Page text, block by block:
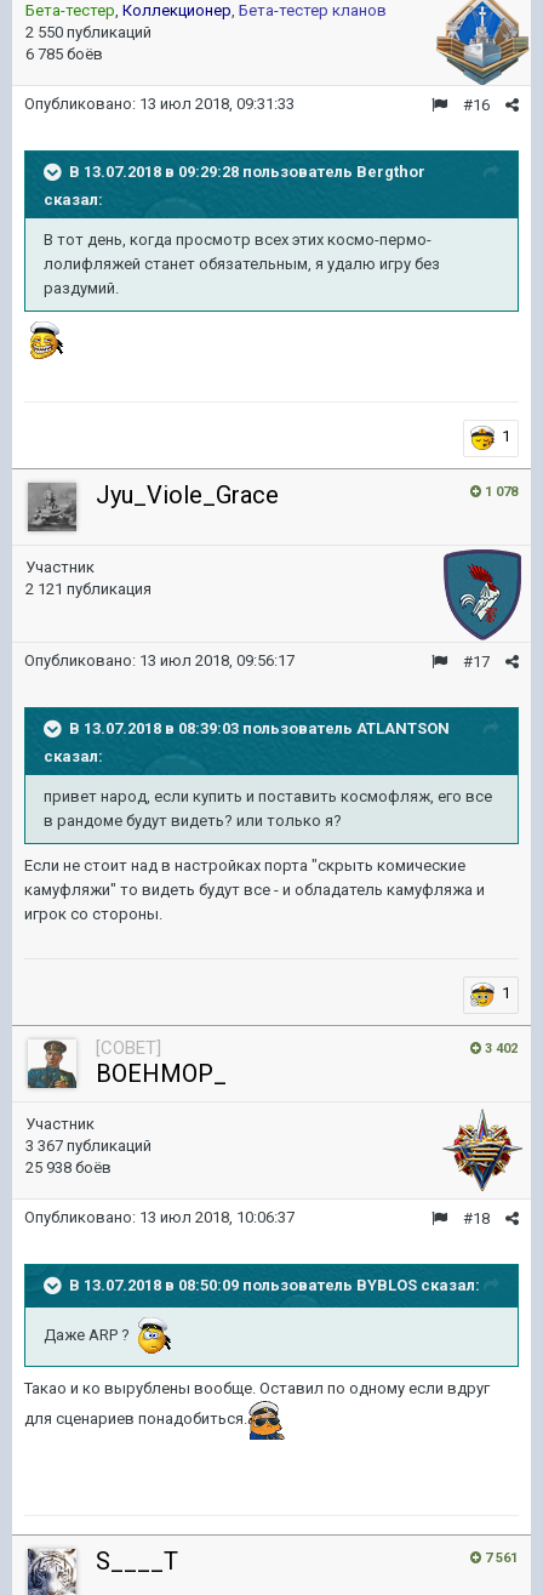
Бета-тестер, Коллекционер, Бета-тестер кланов
2 550 публикаций
6 785 боёв
#16
Опубликовано: 13 июл 2018, 09:31:33
В 13.07.2018 в 09:29:28 пользователь Bergthor
сказал:
В тот день, когда просмотр всех этих космо-пермо-
лолифляжей станет обязательным, я удалю игру без
раздумий.
1
1 078
Jyu_Viole_Grace
Участник
2 121 публикация
#17
Опубликовано: 13 июл 2018, 09:56:17
В 13.07.2018 в 08:39:03 пользователь ATLANTSON
сказал:
привет народ, если купить и поставить космофляж, его все
в рандоме будут видеть? или только я?
Если не стоит над в настройках порта "скрыть комические
камуфляжи" то видеть будут все - и обладатель камуфляжа и
игрок со стороны.
1
3 402
[COBET]
BOEHMOP_
Участник
3 367 публикаций
25 938 боёв
#18
Опубликовано: 13 июл 2018, 10:06:37
В 13.07.2018 в 08:50:09 пользователь BYBLOS сказал:
Даже ARP ?
Такао и ко вырублены вообще. Оставил по одному если вдруг
для сценариев понадобиться.
7 561
S____T